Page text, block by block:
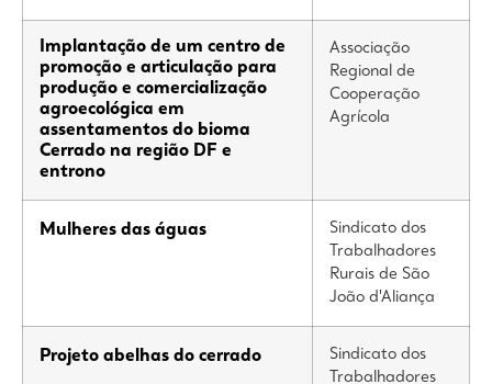
Implantação de um centro de
promoção e articulação para
produção e comercialização
agroecológica em
assentamentos do bioma
Cerrado na região DF e
entrono
Associação
Regional de
Cooperação
Agrícola
Mulheres das águas
Sindicato dos
Trabalhadores
Rurais de São
João d'Aliança
Projeto abelhas do cerrado
Sindicato dos
Trabalhadores